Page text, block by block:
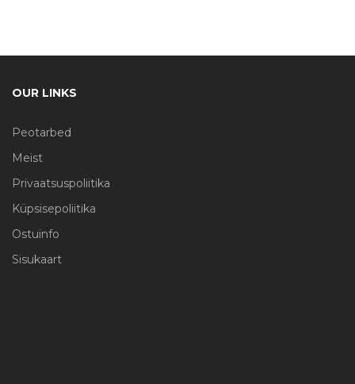
OUR LINKS
Peotarbed
Meist
Privaatsuspoliitika
Küpsisepoliitika
Ostuinfo
Sisukaart